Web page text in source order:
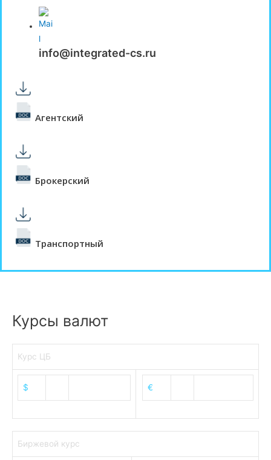
info@integrated-cs.ru
Агентский
Брокерский
Транспортный
Курсы валют
Курс ЦБ
$ €
Биржевой курс